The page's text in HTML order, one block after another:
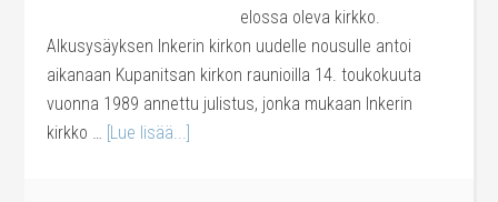
elossa oleva kirkko.
Alkusysäyksen Inkerin kirkon uudelle nousulle antoi
aikanaan Kupanitsan kirkon raunioilla 14. toukokuuta
vuonna 1989 annettu julistus, jonka mukaan Inkerin
kirkko … [Lue lisää...]